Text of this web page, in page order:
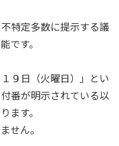
特定多数に提示する議
です。
９日（火曜日）」とい
番が明示されている以
ます。
せん。